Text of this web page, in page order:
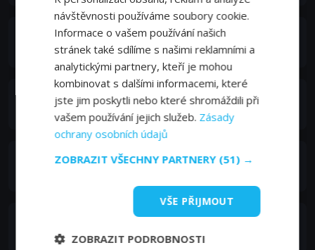
Fahad Olayan
Achmed
Steven P. Nemphos
LCpl. Davis
Greg T. Kelly
Michael Andrew Moore
Cpl. Crosson
návštěvnosti používáme soubory cookie.
Informace o vašem používání našich
stránek také sdílíme s našimi reklamními a
analytickými partnery, kteří je mohou
kombinovat s dalšími informacemi, které
jste jim poskytli nebo které shromáždili při
vašem používání jejich služeb. Zásady
ochrany osobních údajů
ZOBRAZIT VŠECHNY PARTNERY (51) →
VŠE PŘIJMOUT
ZOBRAZIT PODROBNOSTI